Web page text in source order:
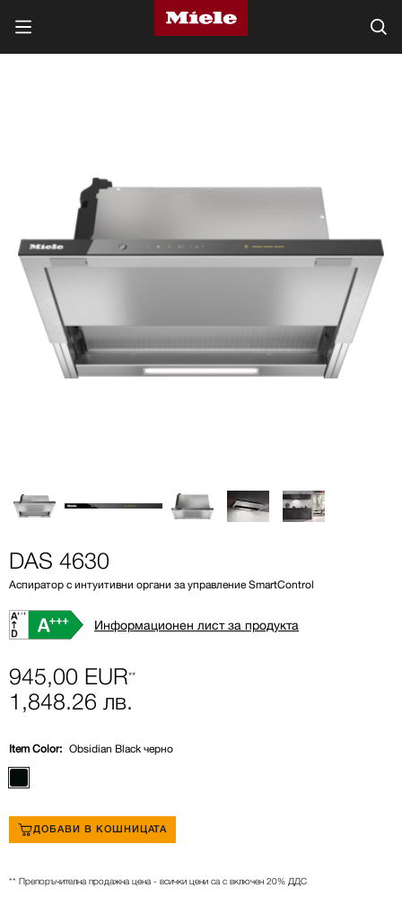
DAS 4630
Aспиратор с интуитивни органи за управление SmartControl
Информационен лист за продукта
945,00 EUR**
1,848.26 лв.
Item Color: Obsidian Black черно
ДОБАВИ В КОШНИЦАТА
** Препоръчителна продажна цена - всички цени са с включен 20% ДДС